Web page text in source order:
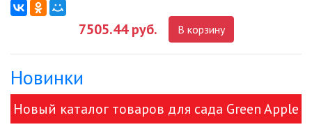
ДЕКОРАТИВНАЯ ПОДСВЕТКА
ДЕКОРАТИВНЫЕ СВЕТИЛЬНИКИ
ИЗОЛЯЦИОННАЯ ЛЕНТА
7505.44 руб. В корзину
Новинки
Новый каталог товаров для сада Green Apple